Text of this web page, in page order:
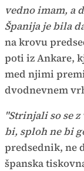
vedno imam, a
Španija je bila
na krovu
poti iz Ankare,
med njimi
dvodnevnem
"Strinjali so se
bi, sploh ne bi
predsednik, ne
španska